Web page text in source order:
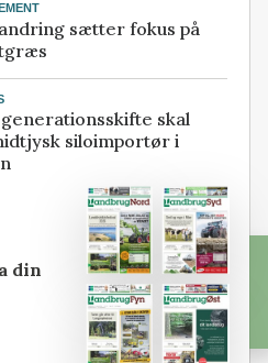
sætter fokus på
skal
siloimportør i
din